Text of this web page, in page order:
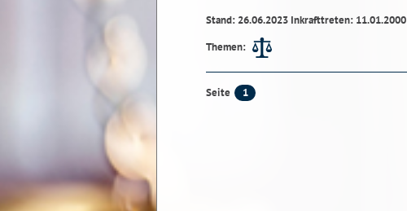
Stand: 26.06.2023 Inkrafttreten: 11.01.2000
Themen:
Seite 1